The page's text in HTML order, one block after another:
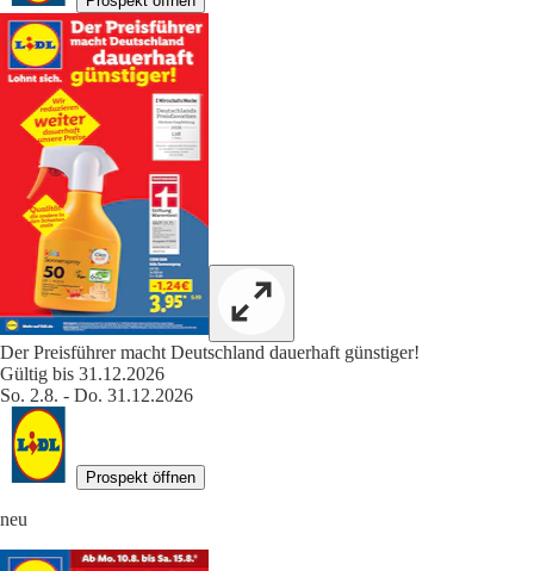
Der Preisführer macht Deutschland dauerhaft günstiger!
Gültig bis 31.12.2026
So. 2.8. - Do. 31.12.2026
Prospekt öffnen
neu